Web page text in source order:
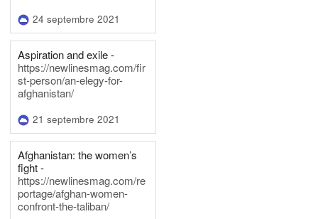
24 septembre 2021
Aspiration and exile -
https://newlinesmag.com/fir
st-person/an-elegy-for-
afghanistan/
21 septembre 2021
Afghanistan: the women’s
fight -
https://newlinesmag.com/re
portage/afghan-women-
confront-the-taliban/